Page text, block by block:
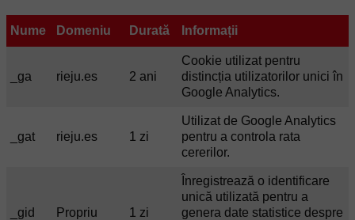
Nume Domeniu Durată Informații
_ga rieju.es 2 ani
Cookie utilizat pentru
distincția utilizatorilor unici în
Google Analytics.
_gat rieju.es 1 zi
Utilizat de Google Analytics
pentru a controla rata
cererilor.
_gid Propriu 1 zi
Înregistrează o identificare
unică utilizată pentru a
genera date statistice despre